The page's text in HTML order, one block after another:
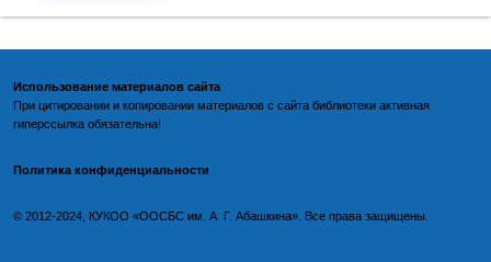
Использование материалов сайта
При цитировании и копировании материалов с сайта библиотеки активная
гиперссылка обязательна!
Политика конфиденциальности
©️ 2012-2024, КУКОО «ООСБС им. А. Г. Абашкина». Все права защищены.